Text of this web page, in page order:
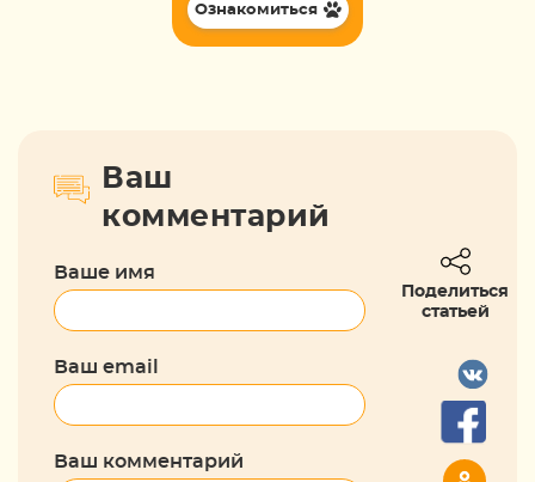
Ознакомиться
Ваш
комментарий
Ваше имя
Ваш email
Ваш комментарий
Поделиться
статьей